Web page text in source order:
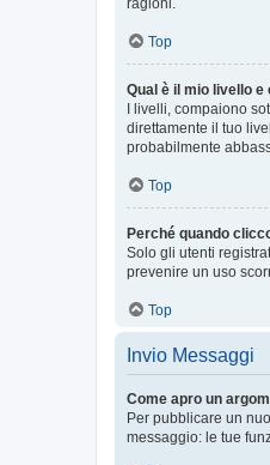
Top
Qual è il mio livello
I livelli, compaiono
direttamente il tuo
probabilmente
Top
Perché quando
Solo gli utenti
prevenire un uso
Top
Invio Messaggi
Come apro un
Per pubblicare un
messaggio: le tue